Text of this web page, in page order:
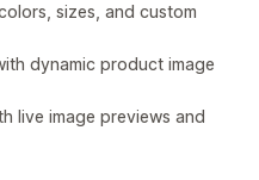
sizes, and custom
dynamic product image
live image previews and